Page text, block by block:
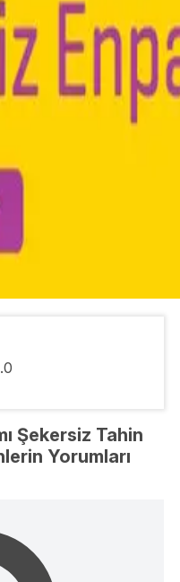
Şekersiz Tahin
Yorumları